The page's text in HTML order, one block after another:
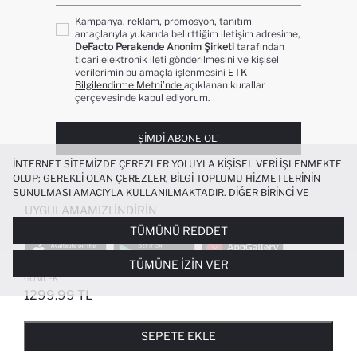
ESNEK KUMAŞ ÇAPRAZ DOKUMA
GÖMLEK
1299.99 TL
SEPETE EKLE
Kampanya, reklam, promosyon, tanıtım
amaçlarıyla yukarıda belirttiğim iletişim adresime,
DeFacto Perakende Anonim Şirketi tarafından
ticari elektronik ileti gönderilmesini ve kişisel
verilerimin bu amaçla işlenmesini ETK
Bilgilendirme Metni’nde açıklanan kurallar
çerçevesinde kabul ediyorum.
ŞIMDI ABONE OL!
UYGULAMAMIZI İNDIRIN
POPÜLER KATEGORILER
KADIN BEYAZ TIŞÖRT
İNTERNET SITEMIZDE ÇEREZLER YOLUYLA KIŞISEL VERI IŞLENMEKTE
OLUP; GEREKLI OLAN ÇEREZLER, BILGI TOPLUMU HIZMETLERININ
SUNULMASI AMACIYLA KULLANILMAKTADIR. DIĞER BIRINCI VE
ÜÇÜNCÜ TARAF ÇEREZLER ISE SIZE DAHA IYI BIR ALIŞVERIŞ
DENEYIMI SUNULABILMESI, SITEMIZIN DAHA IŞLEVSEL KILINMASI VE
KIŞISELLEŞTIRMESI VE AÇIK RIZA VERMENIZ HALINDE, SIZLERE
YÖNELIK PAZARLAMA FAALIYETLERININ YAPILMASI AMAÇLARIYLA
SINIRLI OLARAK KULLANILACAKTIR. ÇEREZLERE DAIR TERCIHLERINIZI
ÇEREZ TERCIHLERIPANELI ARACILIĞIYLA HER ZAMAN YÖNETEBILIR,
ÇEREZLERLE ILGILI DAHA DETAYLI BILGIYE
TÜMÜNÜ REDDET
TÜMÜNE İZIN VER